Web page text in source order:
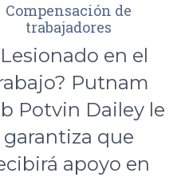
Compensación de
trabajadores
en el
Putnam
Potvin Dailey le
garantiza que
apoyo en